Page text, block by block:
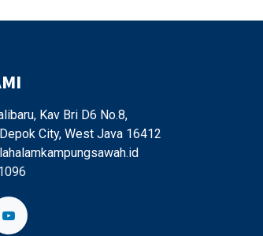
Kav Bri D6 No.8,
City, West Java 16412